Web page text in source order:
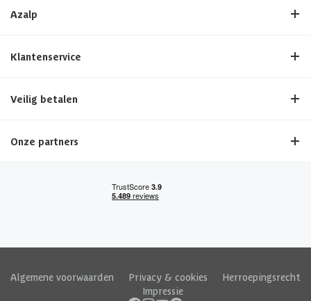
Azalp
Klantenservice
Veilig betalen
Onze partners
Algemene voorwaarden Privacy & cookies
Herroepingsrecht
Impressie